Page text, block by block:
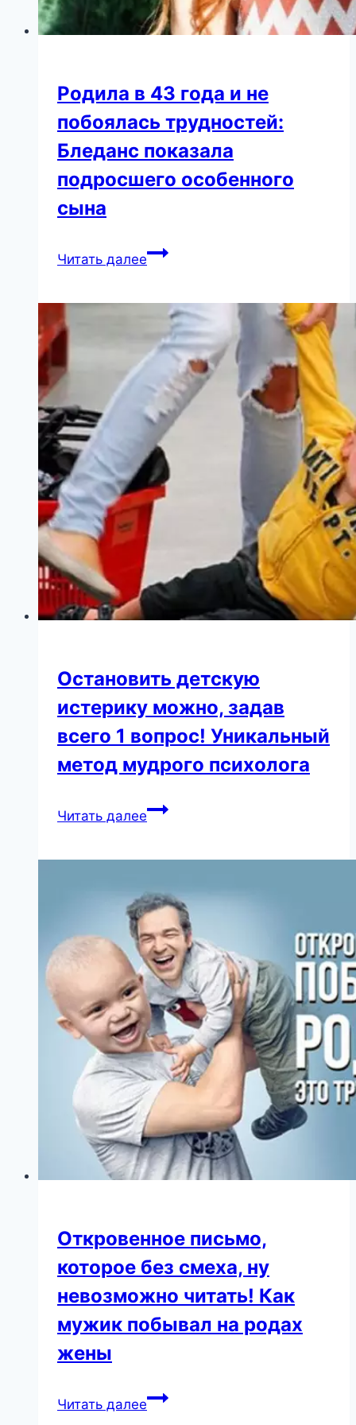
Родила в 43 года и не
побоялась трудностей:
Бледанс показала
подросшего особенного
сына
Читать далееРодила
года
не
побоялась
трудностей:
Бледанс
показала
подросшего
особенного
сына
Остановить детскую
истерику можно, задав
всего 1 вопрос! Уникальный
метод мудрого психолога
Читать далееОстановить
задав
всего
1
вопрос!
Уникальный
метод
мудрого
психолога
Откровенное письмо,
которое без смеха, ну
невозможно читать! Как
мужик побывал на родах
жены
Читать далееОткровенное